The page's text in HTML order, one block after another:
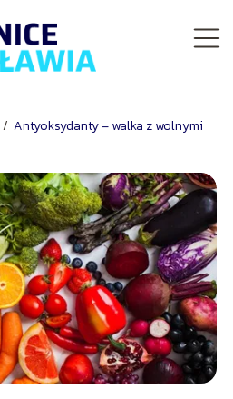
/ Antyoksydanty – walka z wolnymi